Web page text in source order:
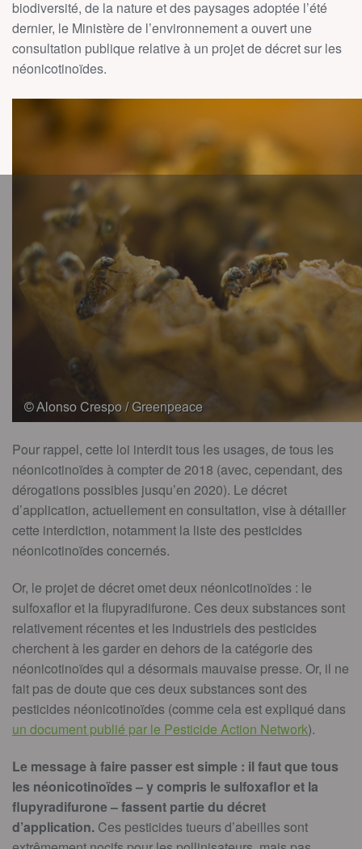
biodiversité, de la nature et des paysages adoptée l’été
dernier, le Ministère de l’environnement a ouvert une
consultation publique relative à un projet de décret sur les
néonicotinoïdes.
Pour rappel, cette loi interdit tous les usages, de tous les
néonicotinoïdes à compter de 2018 (avec, cependant, des
dérogations possibles jusqu’en 2020). Le décret
d’application, actuellement en consultation, vise à détailler
cette interdiction, notamment la liste des pesticides
néonicotinoïdes concernés.
Or, le projet de décret omet deux néonicotinoïdes : le
sulfoxaflor et la flupyradifurone. Ces deux substances sont
relativement récentes et les industriels des pesticides
cherchent à les garder en dehors de la catégorie des
néonicotinoïdes qui a désormais mauvaise presse. Or, il ne
fait pas de doute que ces deux substances sont des
pesticides néonicotinoïdes (comme cela est expliqué dans
un document publié par le Pesticide Action Network).
Le message à faire passer est simple : il faut que tous
les néonicotinoïdes – y compris le sulfoxaflor et la
flupyradifurone – fassent partie du décret
d’application. Ces pesticides tueurs d’abeilles sont